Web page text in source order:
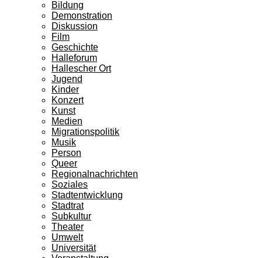
Bildung
Demonstration
Diskussion
Film
Geschichte
Halleforum
Hallescher Ort
Jugend
Kinder
Konzert
Kunst
Medien
Migrationspolitik
Musik
Person
Queer
Regionalnachrichten
Soziales
Stadtentwicklung
Stadtrat
Subkultur
Theater
Umwelt
Universität